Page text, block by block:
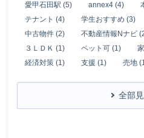
愛甲石田駅 (5)
annex4 (4)
テナント (4)
学生おすすめ (3)
中古物件 (2)
不動産情報Nナビ
３ＬＤＫ (1)
ペット可 (1)
経済対策 (1)
支援 (1) 売地
全部